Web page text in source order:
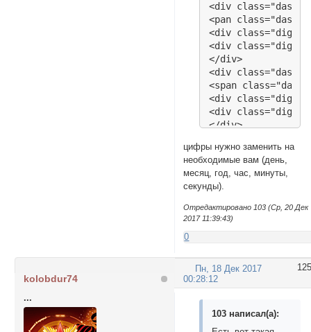
<div class="dash
<pan
<div
<div
</div>
<div class="dash
<span
<div
<div
</div>
<span
<div
<div
</div>
</div>
targetDate: {
'day': 10,
'year': 2014,
'hour': 11,
цифры нужно заменить на
необходимые вам (день,
месяц, год, час, минуты,
секунды).
Отредактировано 103 (Ср, 20 Дек
2017 11:39:43)
0
125
Пн, 18 Дек 2017
00:28:12
kolobdur74
...
103 написал(а):